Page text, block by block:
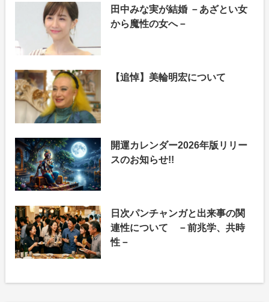
田中みな実が結婚 －あざとい女
から魔性の女へ－
【追悼】美輪明宏について
開運カレンダー2026年版リリー
スのお知らせ!!
日次パンチャンガと出来事の関
連性について －前兆学、共時
性－